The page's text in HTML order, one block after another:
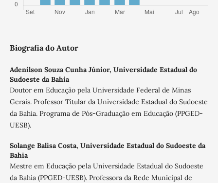
Biografia do Autor
Adenilson Souza Cunha Júnior, Universidade Estadual do
Sudoeste da Bahia
Doutor em Educação pela Universidade Federal de Minas
Gerais. Professor Titular da Universidade Estadual do Sudoeste
da Bahia. Programa de Pós-Graduação em Educação (PPGED-
UESB).
Solange Balisa Costa, Universidade Estadual do Sudoeste da
Bahia
Mestre em Educação pela Universidade Estadual do Sudoeste
da Bahia (PPGED-UESB). Professora da Rede Municipal de